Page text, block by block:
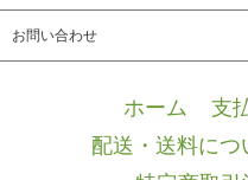
お問い合わせ
ホーム 支
配送・送料につ